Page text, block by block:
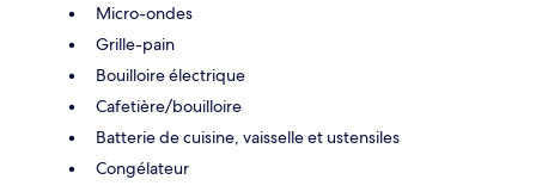
Micro-ondes
Grille-pain
Bouilloire électrique
Cafetière/bouilloire
Batterie de cuisine, vaisselle et ustensiles
Congélateur